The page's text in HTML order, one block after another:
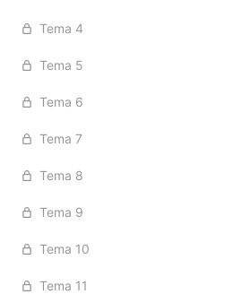
Tema 4
Tema 5
Tema 6
Tema 7
Tema 8
Tema 9
Tema 10
Tema 11